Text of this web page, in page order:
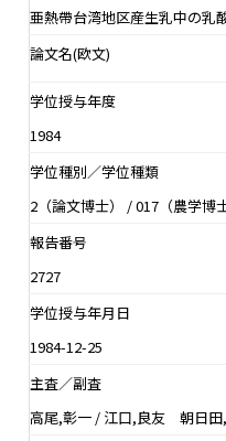
亜熱帶台湾地区産生乳中の乳
論文名(欧文)
学位授与年度
1984
学位種別／学位種類
2（論文博士） / 017（農学博士
報告番号
2727
学位授与年月日
1984-12-25
主査／副査
高尾,彰一 / 江口,良友 朝日